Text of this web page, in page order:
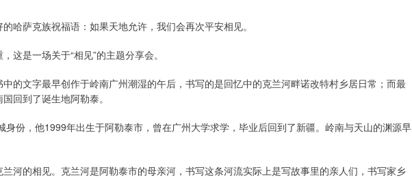
哈萨克族祝福语：如果天地允许，我们会再次平安相见。
这是一场关于“相见”的主题分享会。
的文字最早创作于岭南广州潮湿的午后，书写的是回忆中的克兰河畔诺改特村乡居日常；而最
回到了诞生地阿勒泰。
身份，他1999年出生于阿勒泰市，曾在广州大学求学，毕业后回到了新疆。岭南与天山的渊源早
河的相见。克兰河是阿勒泰市的母亲河，书写这条河流实际上是写故事里的亲人们，书写家乡